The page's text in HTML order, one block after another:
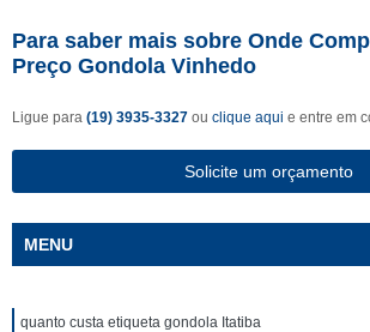
Para saber mais sobre Onde
Preço Gondola Vinhedo
Ligue para (19) 3935-3327 ou clique aqui e entre em
Solicite um orçamento
MENU
quanto custa etiqueta gondola Itatiba